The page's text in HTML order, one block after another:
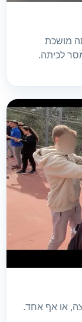
הכיתה מושכת
לכיתה.
או אף אחד.